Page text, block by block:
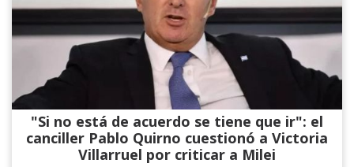
"Si no está de acuerdo se tiene que ir": el
canciller Pablo Quirno cuestionó a Victoria
Villarruel por criticar a Milei